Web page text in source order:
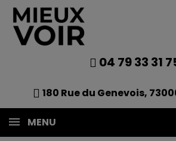
04 79 33 31
180 Rue du Genevois,
MENU